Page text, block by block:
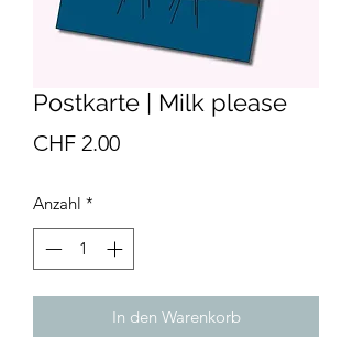
Postkarte | Milk please
CHF 2.00Preis
Anzahl *
In den Warenkorb